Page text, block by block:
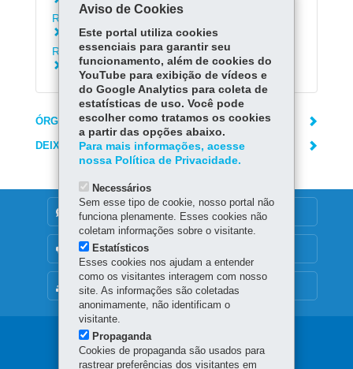
Rendimentos do funcionalismo estadual
Consultar contracheque e Informe de
Rendimentos da Paranaprevidência
Cadastrar-se no PIÁ
ÓRGÃO RESPONSÁVEL
DEIXE SUA OPINIÃO
MAPA DO SITE
DENUNCIE CORRUPÇÃO
OUVIDORIA
Navegação
Aviso de Cookies
Este portal utiliza cookies
essenciais para garantir seu
funcionamento, além de cookies do
YouTube para exibição de vídeos e
do Google Analytics para coleta de
estatísticas de uso. Você pode
escolher como tratamos os cookies
a partir das opções abaixo.
Para mais informações, acesse
nossa Política de Privacidade.
Necessários
Sem esse tipo de cookie, nosso portal não
funciona plenamente. Esses cookies não
coletam informações sobre o visitante.
Estatísticos
Esses cookies nos ajudam a entender
como os visitantes interagem com nosso
site. As informações são coletadas
anonimamente, não identificam o
visitante.
Propaganda
Cookies de propaganda são usados para
rastrear preferências dos visitantes em